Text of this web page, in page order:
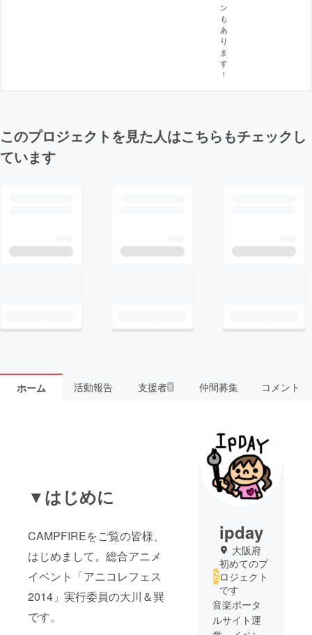
ン
も
あ
り
ま
す
！
このプロジェクトを見た人はこちらもチェックし
ています
ホーム 活動報告 支援者5 仲間募集 コメント
▼はじめに
CAMPFIREをご覧の皆様、
はじめまして。総合アニメ
イベント「アニコレフェス
2014」実行委員の大川＆巽
です。
ipday
大阪府
初めてのプ
ロジェクト
です
音楽ポータ
ルサイト運